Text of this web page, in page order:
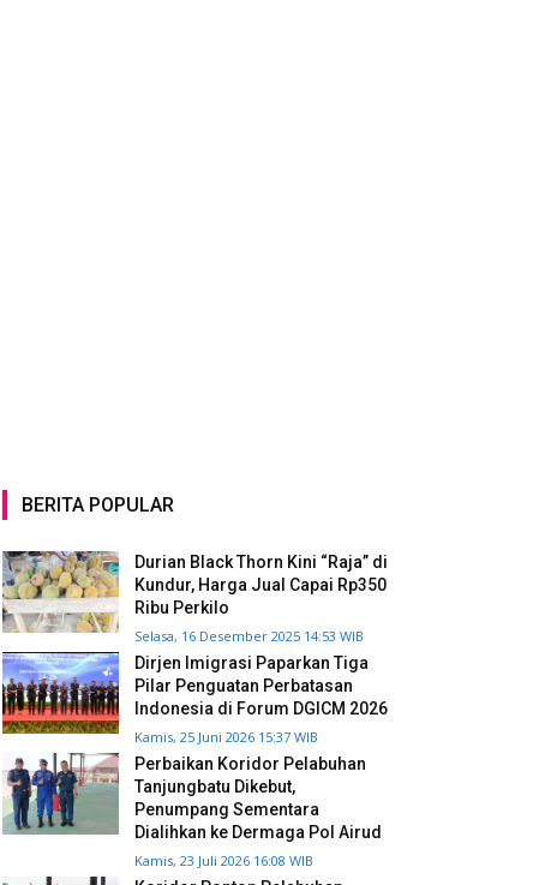
BERITA POPULAR
Durian Black Thorn Kini “Raja” di
Kundur, Harga Jual Capai Rp350
Ribu Perkilo
Selasa, 16 Desember 2025 14:53 WIB
Dirjen Imigrasi Paparkan Tiga
Pilar Penguatan Perbatasan
Indonesia di Forum DGICM 2026
Kamis, 25 Juni 2026 15:37 WIB
Perbaikan Koridor Pelabuhan
Tanjungbatu Dikebut,
Penumpang Sementara
Dialihkan ke Dermaga Pol Airud
Kamis, 23 Juli 2026 16:08 WIB